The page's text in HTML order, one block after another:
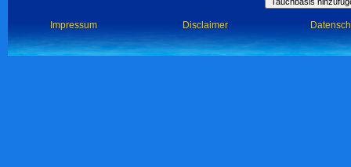
Impressum Disclaimer